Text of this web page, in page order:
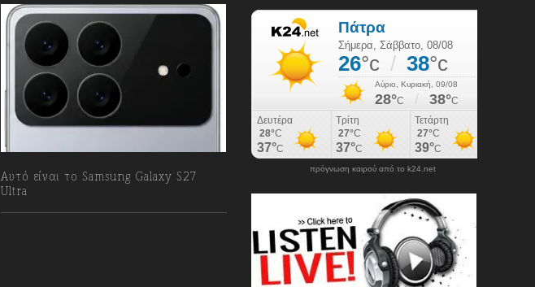
Αυτό είναι το Samsung Galaxy S27
Ultra
πρόγνωση καιρού από το k24.net